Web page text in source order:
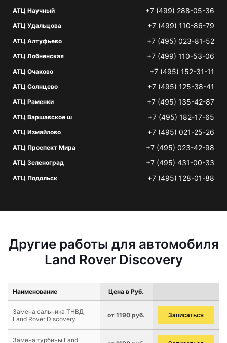
АТЦ Научный +7 (499) 288-05-36
АТЦ Удальцова +7 (499) 110-86-79
АТЦ Алтуфьево +7 (495) 023-81-52
АТЦ Лобненская +7 (499) 110-53-06
АТЦ Очаково +7 (495) 152-31-11
АТЦ Солнцево +7 (495) 125-38-41
АТЦ Раменки +7 (495) 135-42-87
АТЦ Варшавское ш +7 (495) 182-17-65
АТЦ Измайлово +7 (495) 021-25-26
АТЦ Проспект Мира +7 (495) 023-42-98
АТЦ Зеленоград +7 (495) 431-00-33
АТЦ Подольск +7 (495) 128-01-88
Другие работы для автомобиля
Land Rover Discovery
Наименование Цена в Руб.
Замена сальника ТНВД
Land Rover Discovery
от 1190 руб. Записаться
Замена турбины Land